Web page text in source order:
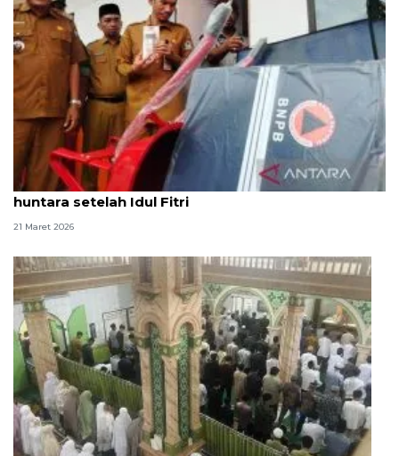
Korban bencana di Aceh Barat sepakat huni
huntara setelah Idul Fitri
21 Maret 2026